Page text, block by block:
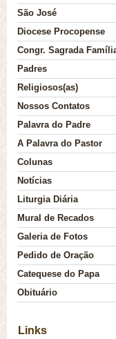
São José
Diocese Procopense
Congr. Sagrada
Padres
Religiosos(as)
Nossos Contatos
Palavra do Padre
A Palavra do Pastor
Colunas
Notícias
Liturgia Diária
Mural de Recados
Galeria de Fotos
Pedido de Oração
Catequese do Papa
Obituário
Links